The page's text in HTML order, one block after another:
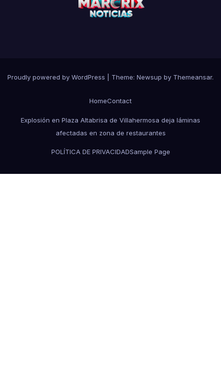
Proudly powered by WordPress Theme: Newsup by Themeansar.
HomeContact
Explosión en Plaza Altabrisa de Villahermosa deja láminas
afectadas en zona de restaurantes
POLÍTICA DE PRIVACIDADSample Page